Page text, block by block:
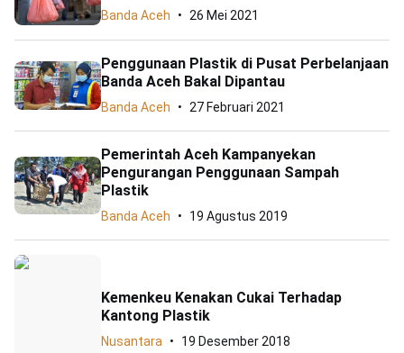
Banda Aceh 26 Mei 2021
Penggunaan Plastik di Pusat Perbelanjaan
Banda Aceh Bakal Dipantau
Banda Aceh 27 Februari 2021
Pemerintah Aceh Kampanyekan
Pengurangan Penggunaan Sampah
Plastik
Banda Aceh 19 Agustus 2019
Kemenkeu Kenakan Cukai Terhadap
Kantong Plastik
Nusantara 19 Desember 2018